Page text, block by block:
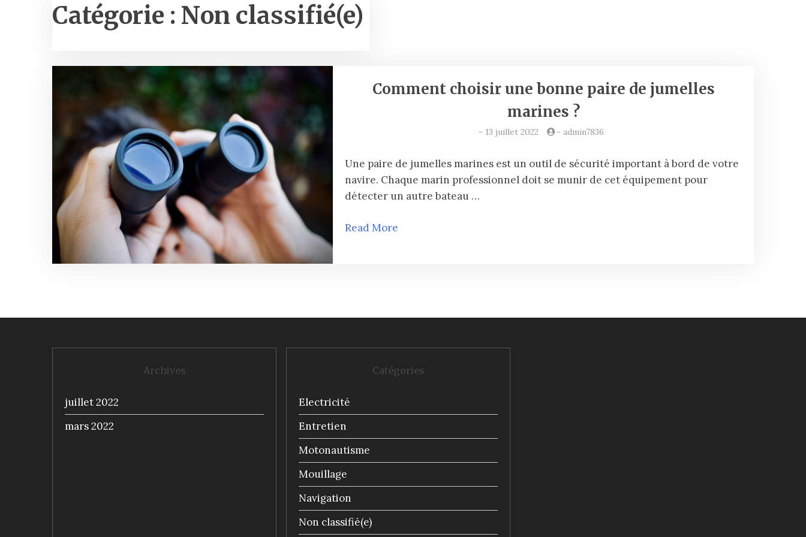
Catégorie : Non classifié(e)
Comment choisir une bonne paire de jumelles
marines ?
- 13 juillet 2022 - admin7836
Une paire de jumelles marines est un outil de sécurité important à bord de votre
navire. Chaque marin professionnel doit se munir de cet équipement pour
détecter un autre bateau …
Read More
Archives
juillet 2022
mars 2022
Catégories
Electricité
Entretien
Motonautisme
Mouillage
Navigation
Non classifié(e)